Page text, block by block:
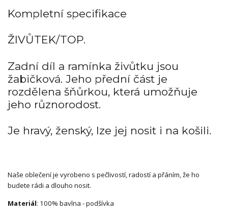
Kompletní specifikace
ŽIVŮTEK/TOP.
Zadní díl a ramínka živůtku jsou
žabičková. Jeho přední část je
rozdělena šňůrkou, která umožňuje
jeho různorodost.
Je hravý, ženský, lze jej nosit i na košili.
Naše oblečení je vyrobeno s pečlivostí, radostí a přáním, že ho
budete rádi a dlouho nosit.
Materiál: 100% bavlna - podšívka